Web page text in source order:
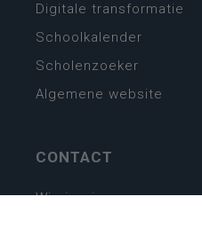
Digitale transformatie
Schoolkalender
Scholenzoeker
Algemene website
CONTACT
Wie is wie